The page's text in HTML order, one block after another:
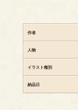
作者
人物
イラスト種別
納品日